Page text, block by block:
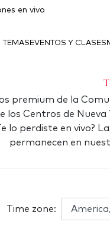
en vivo
TEMAS EVENTOS Y CLASES
premium de la
los Centros de
lo perdiste en vivo?
permanecen en
Time zone: